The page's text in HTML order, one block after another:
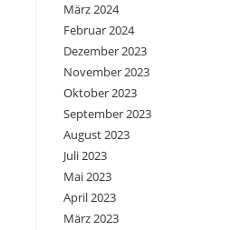
März 2024
Februar 2024
Dezember 2023
November 2023
Oktober 2023
September 2023
August 2023
Juli 2023
Mai 2023
April 2023
März 2023